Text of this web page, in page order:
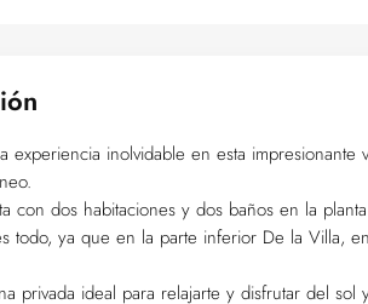
experiencia inolvidable en esta
con dos habitaciones y dos baños en la
todo, ya que en la parte inferior De la Villa,
privada ideal para relajarte y disfrutar del sol